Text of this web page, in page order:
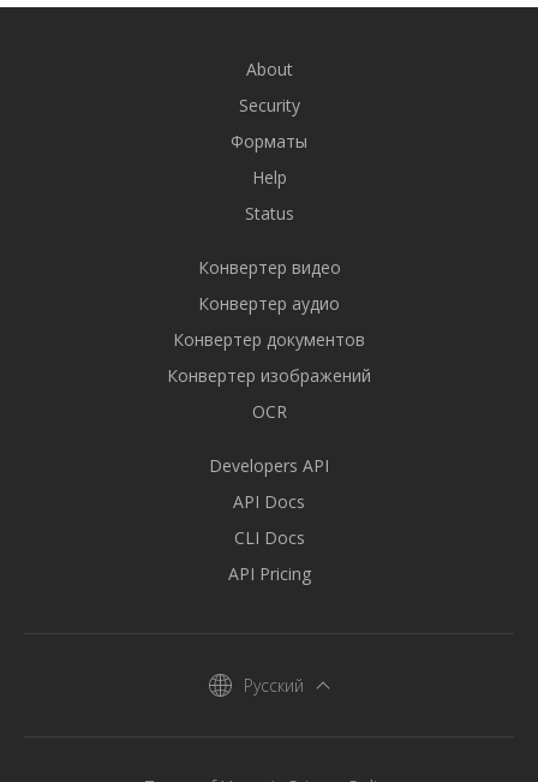
About
Security
Форматы
Help
Status
Конвертер видео
Конвертер аудио
Конвертер документов
Конвертер изображений
OCR
Developers API
API Docs
CLI Docs
API Pricing
Русский